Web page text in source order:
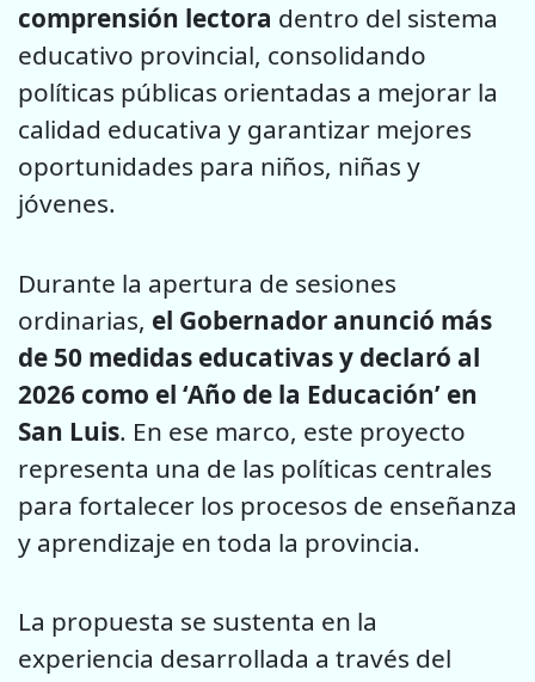
comprensión lectora dentro del sistema
educativo provincial, consolidando
políticas públicas orientadas a mejorar la
calidad educativa y garantizar mejores
oportunidades para niños, niñas y
jóvenes.
Durante la apertura de sesiones
ordinarias, el Gobernador anunció más
de 50 medidas educativas y declaró al
2026 como el ‘Año de la Educación’ en
San Luis. En ese marco, este proyecto
representa una de las políticas centrales
para fortalecer los procesos de enseñanza
y aprendizaje en toda la provincia.
La propuesta se sustenta en la
experiencia desarrollada a través del